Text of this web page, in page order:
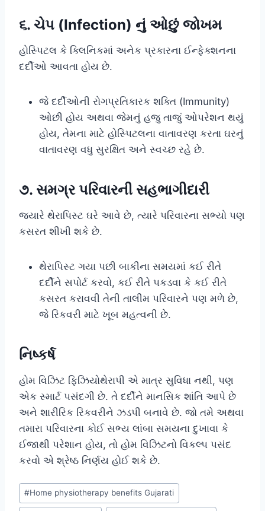
૬. ચેપ (Infection) નું ઓછું જોખમ
હોસ્પિટલ કે ક્લિનિકમાં અનેક પ્રકારના ઈન્ફેક્શનના
દર્દીઓ આવતા હોય છે.
જે દર્દીઓની રોગપ્રતિકારક શક્તિ (Immunity)
ઓછી હોય અથવા જેમનું હજુ તાજું ઓપરેશન થયું
હોય, તેમના માટે હોસ્પિટલના વાતાવરણ કરતા ઘરનું
વાતાવરણ વધુ સુરક્ષિત અને સ્વચ્છ રહે છે.
૭. સમગ્ર પરિવારની સહભાગીદારી
જ્યારે થેરાપિસ્ટ ઘરે આવે છે, ત્યારે પરિવારના સભ્યો પણ
કસરત શીખી શકે છે.
થેરાપિસ્ટ ગયા પછી બાકીના સમયમાં કઈ રીતે
દર્દીને સપોર્ટ કરવો, કઈ રીતે પકડવા કે કઈ રીતે
કસરત કરાવવી તેની તાલીમ પરિવારને પણ મળે છે,
જે રિકવરી માટે ખૂબ મહત્વની છે.
નિષ્કર્ષ
હોમ વિઝિટ ફિઝિયોથેરાપી એ માત્ર સુવિધા નથી, પણ
એક સ્માર્ટ પસંદગી છે. તે દર્દીને માનસિક શાંતિ આપે છે
અને શારીરિક રિકવરીને ઝડપી બનાવે છે. જો તમે અથવા
તમારા પરિવારના કોઈ સભ્ય લાંબા સમયના દુખાવા કે
ઈજાથી પરેશાન હોય, તો હોમ વિઝિટનો વિકલ્પ પસંદ
કરવો એ શ્રેષ્ઠ નિર્ણય હોઈ શકે છે.
Post
Tags:
#Home physiotherapy benefits Gujarati